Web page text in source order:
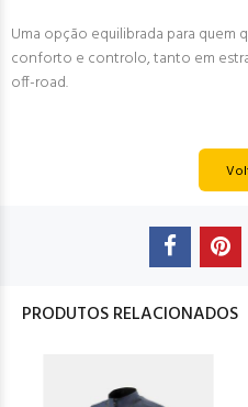
Uma opção equilibrada para quem
conforto e controlo, tanto em
off-road.
PRODUTOS RELACIONADOS